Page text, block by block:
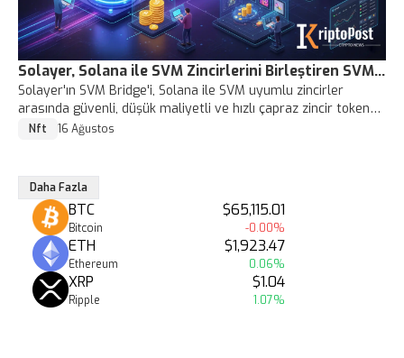
Solayer, Solana ile SVM Zincirlerini Birleştiren SVM
Köprüsünü Tanıttı
Solayer'ın SVM Bridge'i, Solana ile SVM uyumlu zincirler
arasında güvenli, düşük maliyetli ve hızlı çapraz zincir token
transferi ile DeFi ve NFT entegrasyonlarını kolaylaştırıyor.
Nft 16 Ağustos
Daha Fazla
BTC
Bitcoin
$65,115.01
-0.00%
ETH
Ethereum
$1,923.47
0.06%
XRP
Ripple
$1.04
1.07%